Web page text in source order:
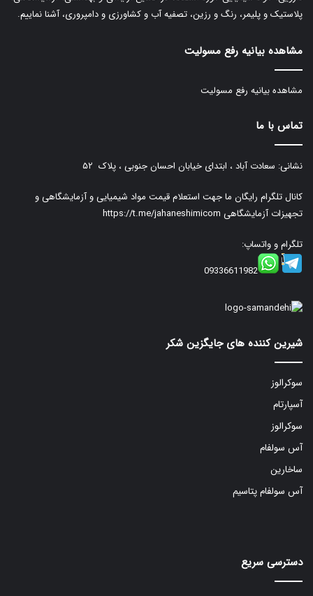
پلاستیک و پلیمر، رنگ و رزین، تصفیه آب و کشاورزی و دامپروری، آشنا نماییم.
مشاهده بیانیه رفع مسولیت
مشاهده بیانیه رفع مسولیت
تماس با ما
نشانی: سعادت آباد ، ابتدای خیابان احسان جنوبی ، پلاک ۵۲
کانال تلگرام رایگان ما جهت استعلام قیمت مواد شیمیایی و آزمایشگاهی و
تجهیزات آزمایشگاهی https://t.me/jahaneshimicom
تلگرام و واتساپ:
09336611982
شیرین کننده های جایگزین شکر
سوکرالوز
آسپارتام
سوکرالوز
آس سولفام
ساخارین
آس سولفام پتاسیم
دسترسی سریع